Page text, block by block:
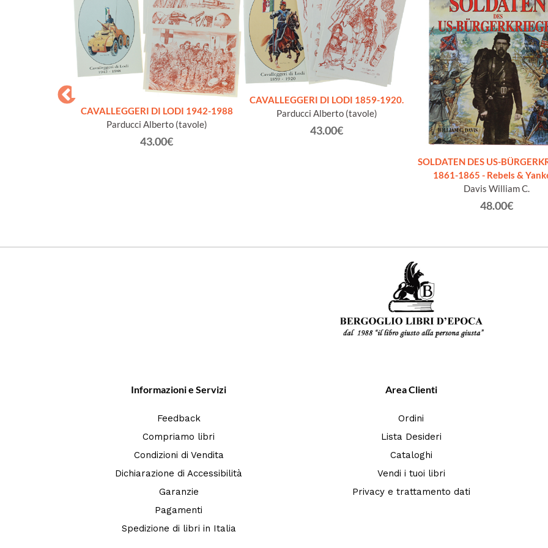
CAVALLEGGERI DI LODI 1942-1988
Parducci Alberto (tavole)
43.00€
CAVALLEGGERI DI LODI 1859-1920.
Parducci Alberto (tavole)
43.00€
SOLDATEN DES US-
1861-1865 - Rebels &
Davis William C.
48.00€
Informazioni e Servizi
Feedback
Compriamo libri
Condizioni di Vendita
Dichiarazione di Accessibilità
Garanzie
Pagamenti
Spedizione di libri in Italia
Area Clienti
Ordini
Lista Desideri
Cataloghi
Vendi i tuoi libri
Privacy e trattamento dati